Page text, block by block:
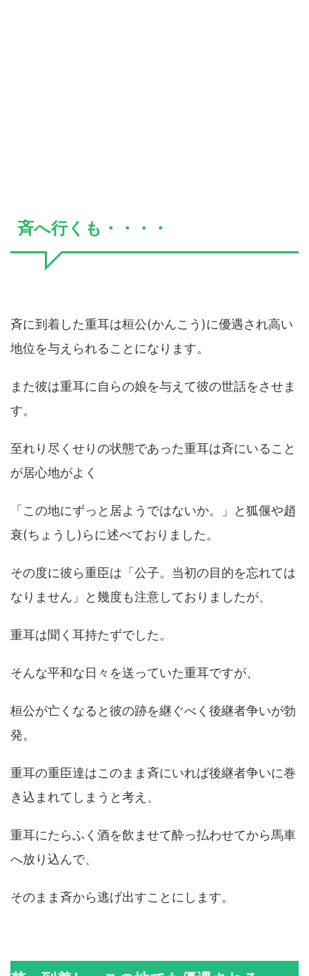
斉へ行くも・・・・
斉に到着した重耳は桓公(かんこう)に優遇され高い
地位を与えられることになります。
また彼は重耳に自らの娘を与えて彼の世話をさせま
す。
至れり尽くせりの状態であった重耳は斉にいること
が居心地がよく
「この地にずっと居ようではないか。」と狐偃や趙
衰(ちょうし)らに述べておりました。
その度に彼ら重臣は「公子。当初の目的を忘れては
なりません」と幾度も注意しておりましたが、
重耳は聞く耳持たずでした。
そんな平和な日々を送っていた重耳ですが、
桓公が亡くなると彼の跡を継ぐべく後継者争いが勃
発。
重耳の重臣達はこのまま斉にいれば後継者争いに巻
き込まれてしまうと考え、
重耳にたらふく酒を飲ませて酔っ払わせてから馬車
へ放り込んで、
そのまま斉から逃げ出すことにします。